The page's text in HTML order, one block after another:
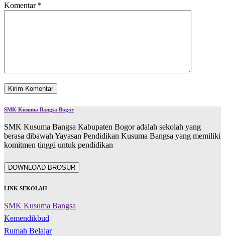
Komentar *
SMK Kusuma Bangsa Bogor
SMK Kusuma Bangsa Kabupaten Bogor adalah sekolah yang
berasa dibawah Yayasan Pendidikan Kusuma Bangsa yang memiliki
komitmen tinggi untuk pendidikan
DOWNLOAD BROSUR
LINK SEKOLAH
SMK Kusuma Bangsa
Kemendikbud
Rumah Belajar